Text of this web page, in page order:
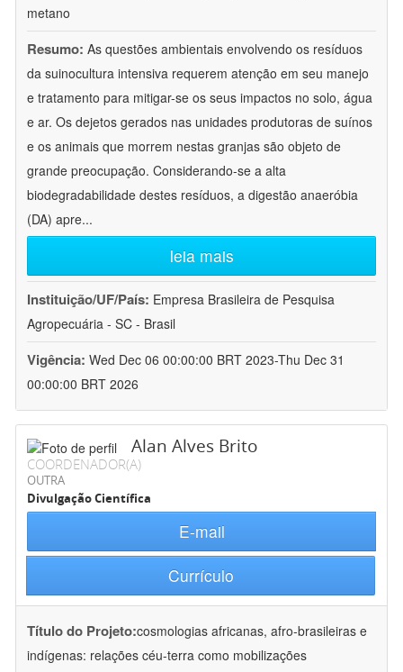
metano
Resumo: As questões ambientais envolvendo os resíduos
da suinocultura intensiva requerem atenção em seu manejo
e tratamento para mitigar-se os seus impactos no solo, água
e ar. Os dejetos gerados nas unidades produtoras de suínos
e os animais que morrem nestas granjas são objeto de
grande preocupação. Considerando-se a alta
biodegradabilidade destes resíduos, a digestão anaeróbia
(DA) apre...
leia mais
Instituição/UF/País: Empresa Brasileira de Pesquisa
Agropecuária - SC - Brasil
Vigência: Wed Dec 06 00:00:00 BRT 2023-Thu Dec 31
00:00:00 BRT 2026
Alan Alves Brito
COORDENADOR(A)
OUTRA
Divulgação Científica
E-mail
Currículo
Título do Projeto:cosmologias africanas, afro-brasileiras e
indígenas: relações céu-terra como mobilizações